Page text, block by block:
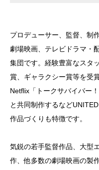
プロデューサー、監督、制
劇場映画、テレビドラマ・
集団です。経験豊富なスタ
賞、ギャラクシー賞等を受賞
Netflix「トークサバイバー
と共同制作するなど
作品づくりも特徴です。
気鋭の若手監督作品、大型
作、他多数の劇場映画の製